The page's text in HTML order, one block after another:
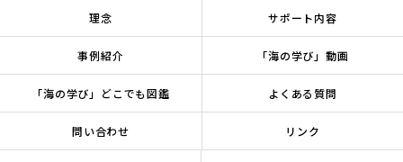
理念 サポート内容
事例紹介 「海の学び」動画
「海の学び」どこでも図鑑 よくある質問
問い合わせ リンク